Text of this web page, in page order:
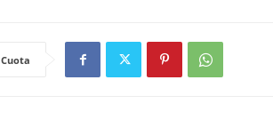
Cuota